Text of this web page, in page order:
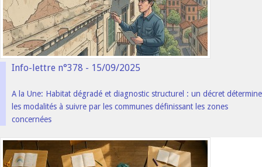
Info-lettre n°378 - 15/09/2025
A la Une: Habitat dégradé et diagnostic structurel : un décret détermine
les modalités à suivre par les communes définissant les zones
concernées